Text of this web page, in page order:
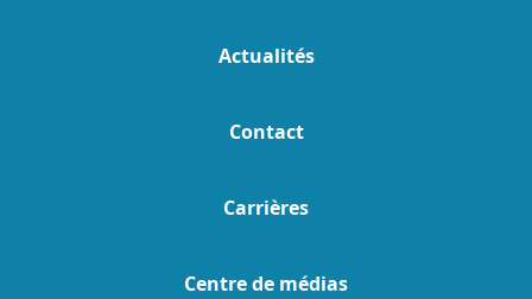
Actualités
Contact
Carrières
Centre de médias